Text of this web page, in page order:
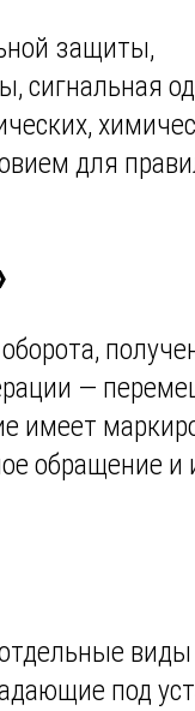
защиты,
сигнальная
для
—
имеет
обращение и
под